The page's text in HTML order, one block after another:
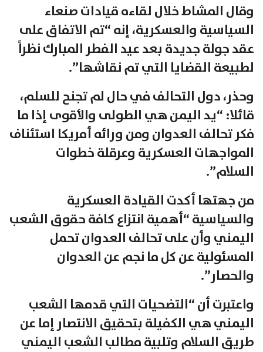
وقال المشاط خلال لقاءه قيادات صنعاء
السياسية والعسكرية، إنه “تم الاتفاق على
عقد جولة جديدة بعد عيد الفطر المبارك نظراً
لطبيعة القضايا التي تم نقاشها”.
وحذر، دول التحالف في حال لم تجنح للسلم،
قائلا: “يد اليمن هي الطولى والأقوى إذا ما
فكر تحالف العدوان ومن ورائه أمريكا استئناف
المواجهات العسكرية وعرقلة خطوات
السلام”.
من جهتها أكدت القيادة العسكرية
والسياسية “أهمية انتزاع كافة حقوق الشعب
اليمني وأن على تحالف العدوان تحمل
المسئولية عن كل ما نجم عن العدوان
والحصار”.
واعتبرت أن “التضحيات التي قدمها الشعب
اليمني هي الكفيلة بتحقيق الانتصار إما عن
طريق السلام وتلبية مطالب الشعب اليمني